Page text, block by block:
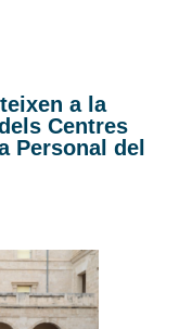
a la
Centres
Personal del